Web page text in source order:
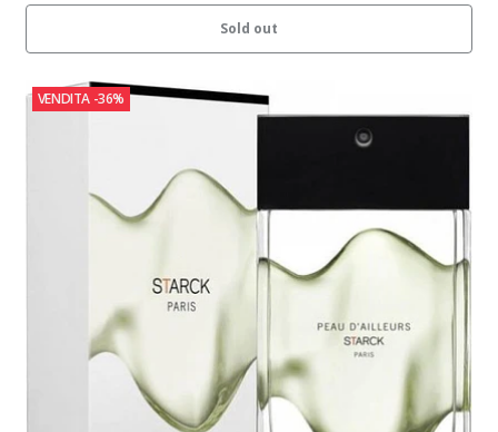
Sold out
VENDITA -36%